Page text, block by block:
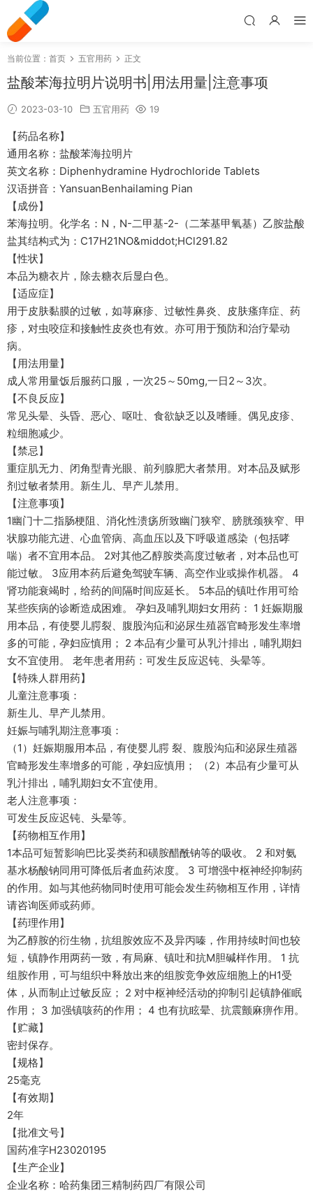
当前位置： 首页 五官用药 正文
盐酸苯海拉明片说明书|用法用量|注意事项
2023-03-10 五官用药 19
【药品名称】
通用名称：盐酸苯海拉明片
英文名称：Diphenhydramine Hydrochloride Tablets
汉语拼音：YansuanBenhailaming Pian
【成份】
苯海拉明。化学名：N，N-二甲基-2-（二苯基甲氧基）乙胺盐酸
盐其结构式为：C17H21NO&middot;HCl291.82
【性状】
本品为糖衣片，除去糖衣后显白色。
【适应症】
用于皮肤黏膜的过敏，如荨麻疹、过敏性鼻炎、皮肤瘙痒症、药
疹，对虫咬症和接触性皮炎也有效。亦可用于预防和治疗晕动
病。
【用法用量】
成人常用量饭后服药口服，一次25～50mg,一日2～3次。
【不良反应】
常见头晕、头昏、恶心、呕吐、食欲缺乏以及嗜睡。偶见皮疹、
粒细胞减少。
【禁忌】
重症肌无力、闭角型青光眼、前列腺肥大者禁用。对本品及赋形
剂过敏者禁用。新生儿、早产儿禁用。
【注意事项】
1幽门十二指肠梗阻、消化性溃疡所致幽门狭窄、膀胱颈狭窄、甲
状腺功能亢进、心血管病、高血压以及下呼吸道感染（包括哮
喘）者不宜用本品。 2对其他乙醇胺类高度过敏者，对本品也可
能过敏。 3应用本药后避免驾驶车辆、高空作业或操作机器。 4
肾功能衰竭时，给药的间隔时间应延长。 5本品的镇吐作用可给
某些疾病的诊断造成困难。 孕妇及哺乳期妇女用药： 1 妊娠期服
用本品，有使婴儿腭裂、腹股沟疝和泌尿生殖器官畸形发生率增
多的可能，孕妇应慎用； 2 本品有少量可从乳汁排出，哺乳期妇
女不宜使用。 老年患者用药：可发生反应迟钝、头晕等。
【特殊人群用药】
儿童注意事项：
新生儿、早产儿禁用。
妊娠与哺乳期注意事项：
（1）妊娠期服用本品，有使婴儿腭 裂、腹股沟疝和泌尿生殖器
官畸形发生率增多的可能，孕妇应慎用； （2）本品有少量可从
乳汁排出，哺乳期妇女不宜使用。
老人注意事项：
可发生反应迟钝、头晕等。
【药物相互作用】
1本品可短暂影响巴比妥类药和磺胺醋酰钠等的吸收。 2 和对氨
基水杨酸钠同用可降低后者血药浓度。 3 可增强中枢神经抑制药
的作用。如与其他药物同时使用可能会发生药物相互作用，详情
请咨询医师或药师。
【药理作用】
为乙醇胺的衍生物，抗组胺效应不及异丙嗪，作用持续时间也较
短，镇静作用两药一致，有局麻、镇吐和抗M胆碱样作用。 1 抗
组胺作用，可与组织中释放出来的组胺竞争效应细胞上的H1受
体，从而制止过敏反应； 2 对中枢神经活动的抑制引起镇静催眠
作用； 3 加强镇咳药的作用； 4 也有抗眩晕、抗震颤麻痹作用。
【贮藏】
密封保存。
【规格】
25毫克
【有效期】
2年
【批准文号】
国药准字H23020195
【生产企业】
企业名称：哈药集团三精制药四厂有限公司